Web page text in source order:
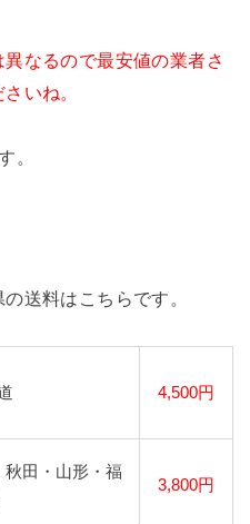
なるので最安値の業者さ
いね。
。
送料はこちらです。
4,500円
田・山形・福
3,800円